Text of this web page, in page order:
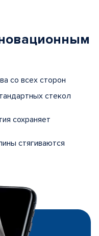
со всех сторон
стекол
сохраняет
стягиваются